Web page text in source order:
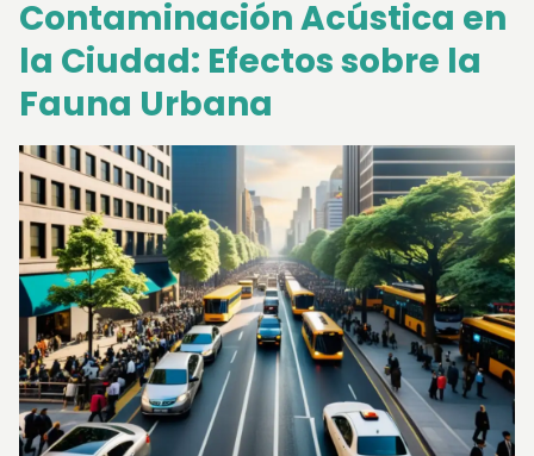
Contaminación Acústica en
la Ciudad: Efectos sobre la
Fauna Urbana